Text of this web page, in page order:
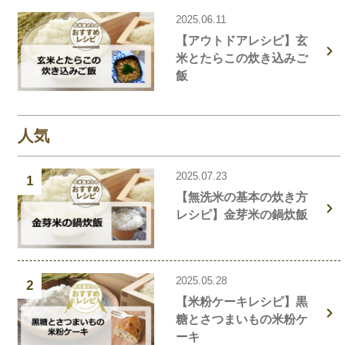
2025.06.11
【アウトドアレシピ】玄
米とたらこの炊き込みご
飯
人気
1 2025.07.23
【無洗米の基本の炊き方
レシピ】金芽米の鍋炊飯
2 2025.05.28
【米粉ケーキレシピ】黒
糖とさつまいもの米粉ケ
ーキ